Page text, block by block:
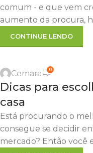
comum - e que vem
aumento da procura,
CONTINUE LENDO
17
Cemara 0
Dicas para
casa
Está procurando o
consegue se decidir
mercado? Então você